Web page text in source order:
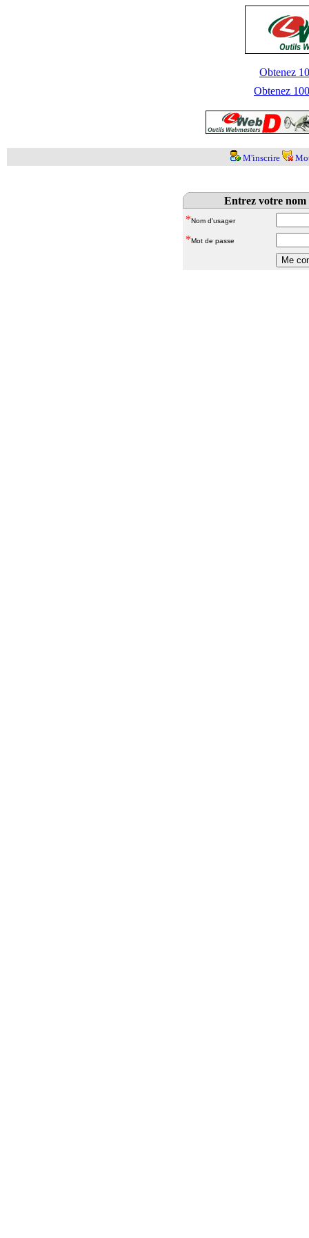
Obtenez
Obtenez
M'inscrire
Entrez votre nom
*Nom d'usager
*Mot de passe